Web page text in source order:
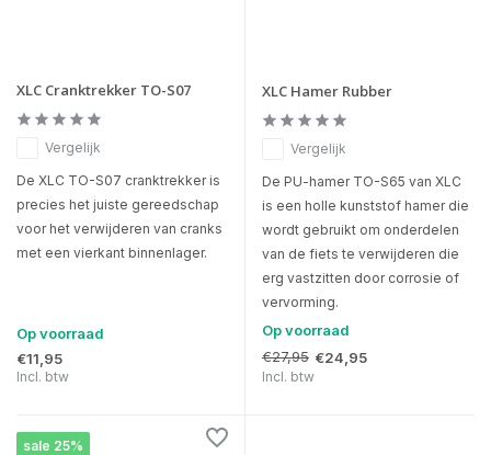
XLC Cranktrekker TO-S07
Vergelijk
De XLC TO-S07 cranktrekker is
precies het juiste gereedschap
voor het verwijderen van cranks
met een vierkant binnenlager.
Op voorraad
€11,95
Incl. btw
XLC Hamer Rubber
Vergelijk
De PU-hamer TO-S65 van XLC
is een holle kunststof hamer die
wordt gebruikt om onderdelen
van de fiets te verwijderen die
erg vastzitten door corrosie of
vervorming.
Op voorraad
€27,95 €24,95
Incl. btw
sale 25%